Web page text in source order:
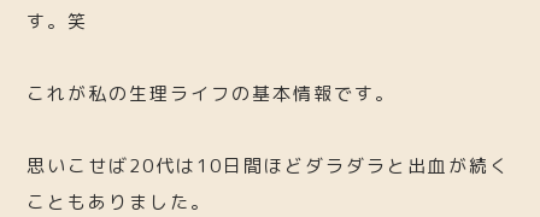
す。笑
これが私の生理ライフの基本情報です。
思いこせば20代は10日間ほどダラダラと出血が続く
こともありました。